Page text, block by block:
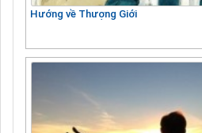
Hướng về Thượng Giới